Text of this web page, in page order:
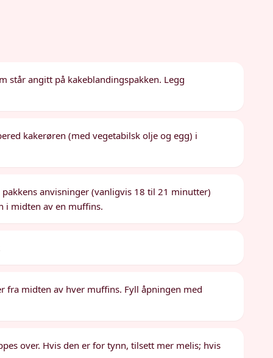
står angitt på kakeblandingspakken. Legg
kakerøren (med vegetabilsk olje og egg) i
anvisninger (vanligvis 18 til 21 minutter)
i midten av en muffins.
midten av hver muffins. Fyll åpningen med
over. Hvis den er for tynn, tilsett mer melis; hvis